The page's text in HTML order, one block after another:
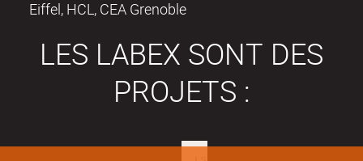
Eiffel, HCL, CEA Grenoble
LES LABEX SONT DES
PROJETS :